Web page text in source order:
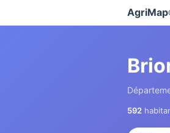
AgriMap
592
Panneau de gestion des cookies